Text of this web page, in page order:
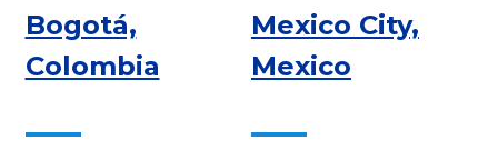
Bogotá,
Colombia
Mexico City,
Mexico